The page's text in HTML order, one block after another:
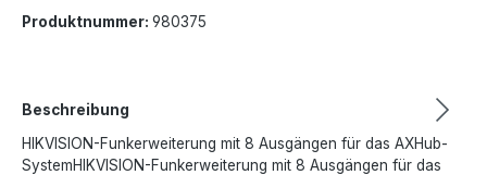
Produktnummer: 980375
Beschreibung
HIKVISION-Funkerweiterung mit 8 Ausgängen für das AXHub-
SystemHIKVISION-Funkerweiterung mit 8 Ausgängen für das